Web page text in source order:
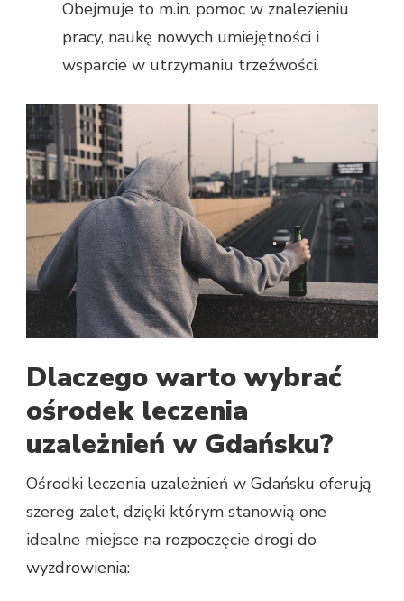
Obejmuje to m.in. pomoc w znalezieniu
pracy, naukę nowych umiejętności i
wsparcie w utrzymaniu trzeźwości.
Dlaczego warto wybrać
ośrodek leczenia
uzależnień w Gdańsku?
Ośrodki leczenia uzależnień w Gdańsku oferują
szereg zalet, dzięki którym stanowią one
idealne miejsce na rozpoczęcie drogi do
wyzdrowienia: